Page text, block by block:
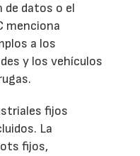
de datos o el
menciona
a los
y los vehículos
fijos
La
fijos,